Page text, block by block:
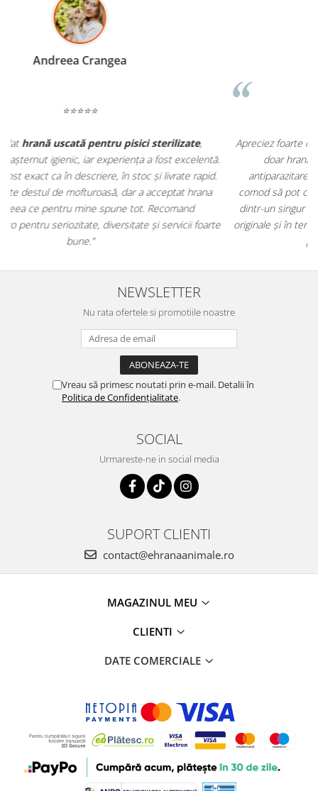
Madalina Stancea
Apreciez foarte mult faptul că peehranaanimale.rogăsesc nu
doar hrană, ci și produse dinfarmacia veterinară:
antiparazitare, suplimente și soluții de îngrijire. Este foarte
comod să pot comanda tot ce am nevoie pentru animalul meu
dintr-un singur loc. Livrarea a fost rapidă, iar produsele au fost
originale și în termen. Magazin serios, bine organizat și foarte util
pentru orice stăpân de animale.
NEWSLETTER
Nu rata ofertele si promotiile noastre
Vreau să primesc noutati prin e-mail. Detalii în
Politica de Confidențialitate.
SOCIAL
Urmareste-ne in social media
SUPORT CLIENTI
contact@ehranaanimale.ro
MAGAZINUL MEU
CLIENTI
DATE COMERCIALE